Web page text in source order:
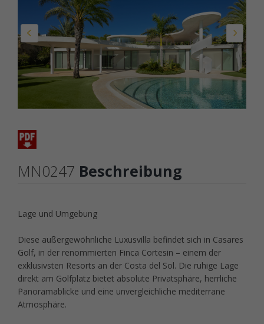
MN0247 Beschreibung
Lage und Umgebung
Diese außergewöhnliche Luxusvilla befindet sich in Casares
Golf, in der renommierten Finca Cortesin – einem der
exklusivsten Resorts an der Costa del Sol. Die ruhige Lage
direkt am Golfplatz bietet absolute Privatsphäre, herrliche
Panoramablicke und eine unvergleichliche mediterrane
Atmosphäre.